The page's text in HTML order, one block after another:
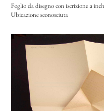
Foglio da disegno con iscrizione a
Ubicazione sconosciuta